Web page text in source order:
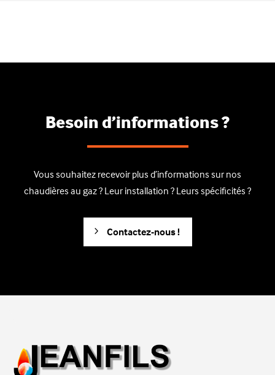
Besoin d’informations ?
Vous souhaitez recevoir plus d’informations sur nos
chaudières au gaz ? Leur installation ? Leurs spécificités ?
Contactez-nous !